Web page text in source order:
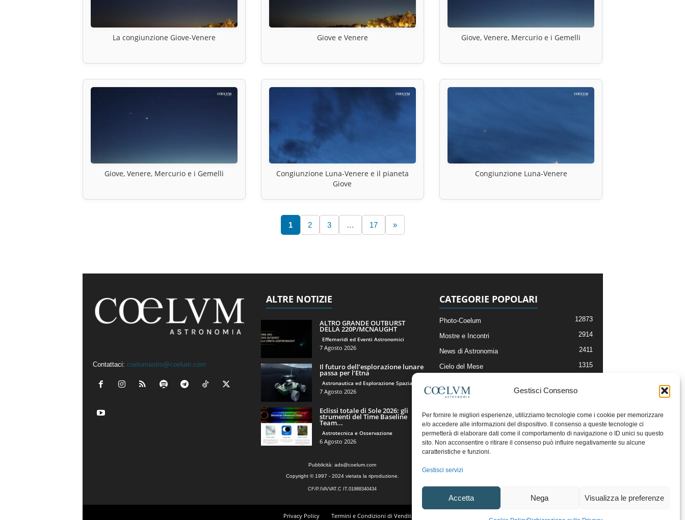
Gestisci Consenso
Per fornire le migliori esperienze, utilizziamo tecnologie come i cookie per memorizzare
e/o accedere alle informazioni del dispositivo. Il consenso a queste tecnologie ci
permetterà di elaborare dati come il comportamento di navigazione o ID unici su questo
sito. Non acconsentire o ritirare il consenso può influire negativamente su alcune
caratteristiche e funzioni.
Gestisci servizi
Accetta Nega Visualizza le preferenze
La congiunzione Giove-Venere Giove e Venere Giove, Venere, Mercurio e i Gemelli
Giove, Venere, Mercurio e i Gemelli
Congiunzione Luna-Venere e il pianeta
Giove
Congiunzione Luna-Venere
1 2 3 … 17 »
Contattaci: coelumastro@coelum.com
ALTRE NOTIZIE
ALTRO GRANDE OUTBURST
DELLA 220P/MCNAUGHT
Effemeridi ed Eventi Astronomici
7 Agosto 2026
Il futuro dell’esplorazione lunare
passa per l’Etna
Astronautica ed Esplorazione Spaziale
7 Agosto 2026
Eclissi totale di Sole 2026: gli
strumenti del Time Baseline
Team...
Astrotecnica e Osservazione
6 Agosto 2026
CATEGORIE POPOLARI
Photo-Coelum 12873
Mostre e Incontri 2914
News di Astronomia 2411
Cielo del Mese 1315
Articoli e Risorse On-Line
Il Blog della Redazione
Pubblicità: ads@coelum.com
Copyright © 1997 - 2024 vietata la riproduzione.
CF/P.IVA/VAT.C IT.01988340434
Privacy Policy Termini e Condizioni di Vendita